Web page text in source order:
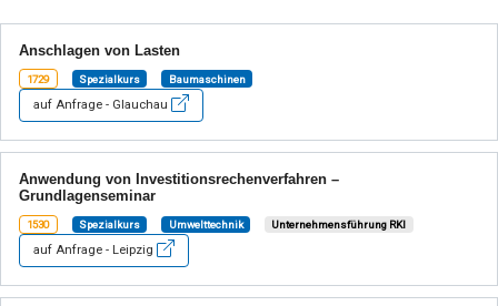
Anschlagen von Lasten
1729 Spezialkurs Baumaschinen
auf Anfrage - Glauchau
Anwendung von Investitionsrechenverfahren –
Grundlagenseminar
1530 Spezialkurs Umwelttechnik Unternehmensführung RKI
auf Anfrage - Leipzig